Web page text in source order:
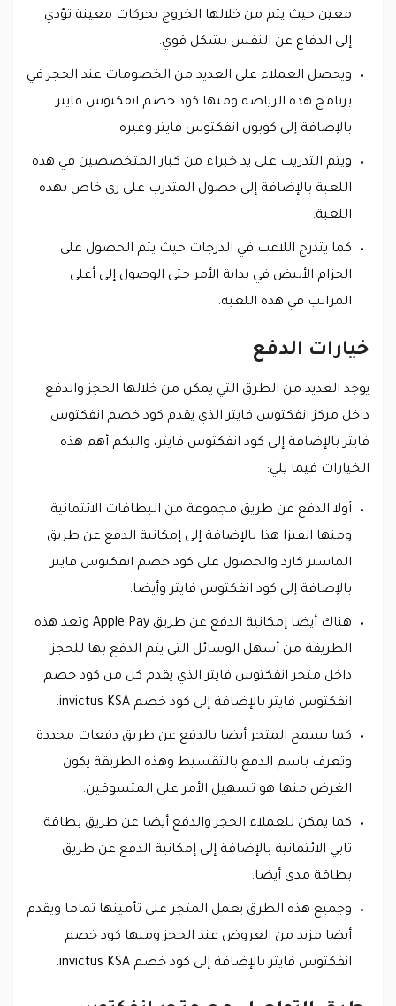
معين حيث يتم من خلالها الخروج بحركات معينة تؤدي
إلى الدفاع عن النفس بشكل قوي.
ويحصل العملاء على العديد من الخصومات عند الحجز في
برنامج هذه الرياضة ومنها كود خصم انفكتوس فايتر
بالإضافة إلى كوبون انفكتوس فايتر وغيره.
ويتم التدريب على يد خبراء من كبار المتخصصين في هذه
اللعبة بالإضافة إلى حصول المتدرب على زي خاص بهذه
اللعبة.
كما يتدرج اللاعب في الدرجات حيث يتم الحصول على
الحزام الأبيض في بداية الأمر حتى الوصول إلى أعلى
المراتب في هذه اللعبة.
خيارات الدفع
يوجد العديد من الطرق التي يمكن من خلالها الحجز والدفع
داخل مركز انفكتوس فايتر الذي يقدم كود خصم انفكتوس
فايتر بالإضافة إلى كود انفكتوس فايتر، واليكم أهم هذه
الخيارات فيما يلي:
أولا الدفع عن طريق مجموعة من البطاقات الائتمانية
ومنها الفيزا هذا بالإضافة إلى إمكانية الدفع عن طريق
الماستر كارد والحصول على كود خصم انفكتوس فايتر
بالإضافة إلى كود انفكتوس فايتر وأيضا.
هناك أيضا إمكانية الدفع عن طريق Apple Pay وتعد هذه
الطريقة من أسهل الوسائل التي يتم الدفع بها للحجز
داخل متجر انفكتوس فايتر الذي يقدم كل من كود خصم
انفكتوس فايتر بالإضافة إلى كود خصم invictus KSA.
كما يسمح المتجر أيضا بالدفع عن طريق دفعات محددة
وتعرف باسم الدفع بالتقسيط وهذه الطريقة يكون
الغرض منها هو تسهيل الأمر على المتسوقين.
كما يمكن للعملاء الحجز والدفع أيضا عن طريق بطاقة
تابي الائتمانية بالإضافة إلى إمكانية الدفع عن طريق
بطاقة مدى أيضا.
وجميع هذه الطرق يعمل المتجر على تأمينها تماما ويقدم
أيضا مزيد من العروض عند الحجز ومنها كود خصم
انفكتوس فايتر بالإضافة إلى كود خصم invictus KSA.